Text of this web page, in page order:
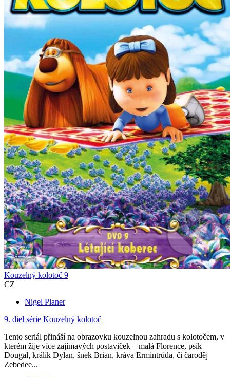
Kouzelný kolotoč 9
CZ
Nigel Planer
9. diel série Kouzelný kolotoč
Tento seriál přináší na obrazovku kouzelnou zahradu s kolotočem, v
kterém žije více zajímavých postaviček – malá Florence, psík
Dougal, králík Dylan, šnek Brian, kráva Ermintrúda, či čaroděj
Zebedee...